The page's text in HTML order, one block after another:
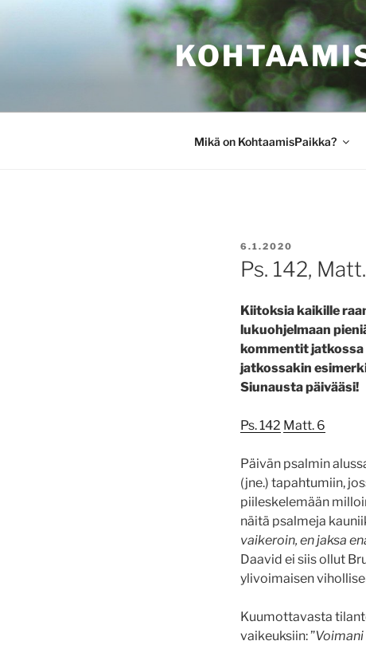
Mikä on KohtaamisPaikka?
JULKAISTU
6.1.2020
Ps. 142,
Kiitoksia kaikille
lukuohjelmaan
kommentit jatkossa
jatkossakin
Siunausta päivääsi!
Ps. 142 Matt. 6
Päivän psalmin
(jne.) tapahtumiin,
piileskelemään
näitä psalmeja
vaikeroin, en jaksa
Daavid ei siis ollut
ylivoimaisen
Kuumottavasta
vaikeuksiin: ”